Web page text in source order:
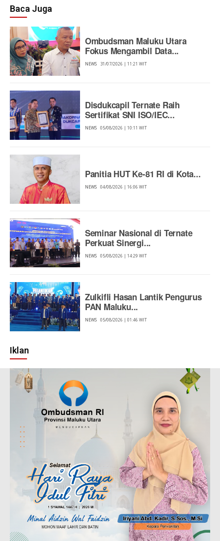
Baca Juga
Ombudsman Maluku Utara
Fokus Mengambil Data...
NEWS 31/07/2026 | 11:21 WIT
Disdukcapil Ternate Raih
Sertifikat SNI ISO/IEC...
NEWS 05/08/2026 | 10:11 WIT
Panitia HUT Ke-81 RI di Kota...
NEWS 04/08/2026 | 16:06 WIT
Seminar Nasional di Ternate
Perkuat Sinergi...
NEWS 05/08/2026 | 14:29 WIT
Zulkifli Hasan Lantik Pengurus
PAN Maluku...
NEWS 05/08/2026 | 01:46 WIT
Iklan